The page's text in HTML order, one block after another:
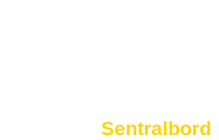
Sentralbord